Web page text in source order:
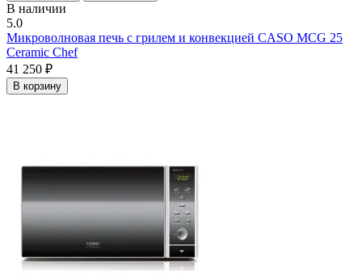
В наличии
5.0
Микроволновая печь с грилем и конвекцией CASO MCG 25
Ceramic Chef
41 250 ₽
В корзину